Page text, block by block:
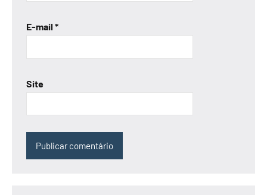
E-mail *
Site